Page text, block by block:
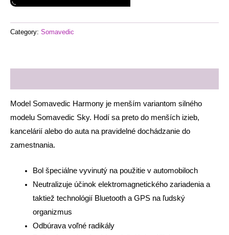
Category: Somavedic
Model Somavedic Harmony je menším variantom silného
modelu Somavedic Sky. Hodí sa preto do menších izieb,
kancelárií alebo do auta na pravidelné dochádzanie do
zamestnania.
Bol špeciálne vyvinutý na použitie v automobiloch
Neutralizuje účinok elektromagnetického zariadenia a
taktiež technológií Bluetooth a GPS na ľudský
organizmus
Odbúrava voľné radikály